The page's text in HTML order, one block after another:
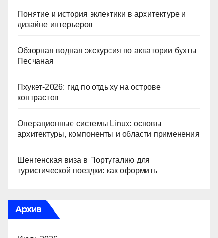
Понятие и история эклектики в архитектуре и
дизайне интерьеров
Обзорная водная экскурсия по акватории бухты
Песчаная
Пхукет-2026: гид по отдыху на острове
контрастов
Операционные системы Linux: основы
архитектуры, компоненты и области применения
Шенгенская виза в Португалию для
туристической поездки: как оформить
Архив